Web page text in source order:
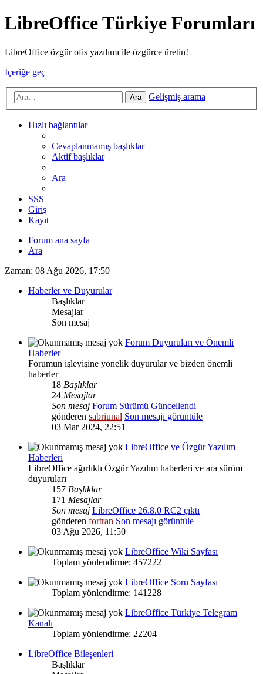
LibreOffice Türkiye Forumları
LibreOffice özgür ofis yazılımı ile özgürce üretin!
İçeriğe geç
Ara Gelişmiş arama
Hızlı bağlantılar
Cevaplanmamış başlıklar
Aktif başlıklar
Ara
SSS
Giriş
Kayıt
Forum ana sayfa
Ara
Zaman: 08 Ağu 2026, 17:50
Haberler ve Duyurular
Başlıklar
Mesajlar
Son mesaj
Forum Duyuruları ve Önemli
Haberler
Forumun işleyişine yönelik duyurular ve bizden önemli
haberler
18 Başlıklar
24 Mesajlar
Son mesaj Forum Sürümü Güncellendi
gönderen sabriunal Son mesajı görüntüle
03 Mar 2024, 22:51
LibreOffice ve Özgür Yazılım
Haberleri
LibreOffice ağırlıklı Özgür Yazılım haberleri ve ara sürüm
duyuruları
157 Başlıklar
171 Mesajlar
Son mesaj LibreOffice 26.8.0 RC2 çıktı
gönderen fortran Son mesajı görüntüle
03 Ağu 2026, 11:50
LibreOffice Wiki Sayfası
Toplam yönlendirme: 457222
LibreOffice Soru Sayfası
Toplam yönlendirme: 141228
LibreOffice Türkiye Telegram
Kanalı
Toplam yönlendirme: 22204
LibreOffice Bileşenleri
Başlıklar